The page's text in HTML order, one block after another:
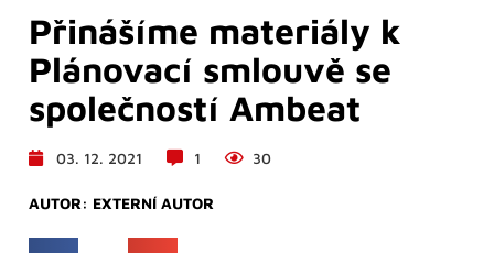
Přinášíme materiály k
Plánovací smlouvě se
společností Ambeat
03. 12. 2021 1 30
AUTOR: EXTERNÍ AUTOR